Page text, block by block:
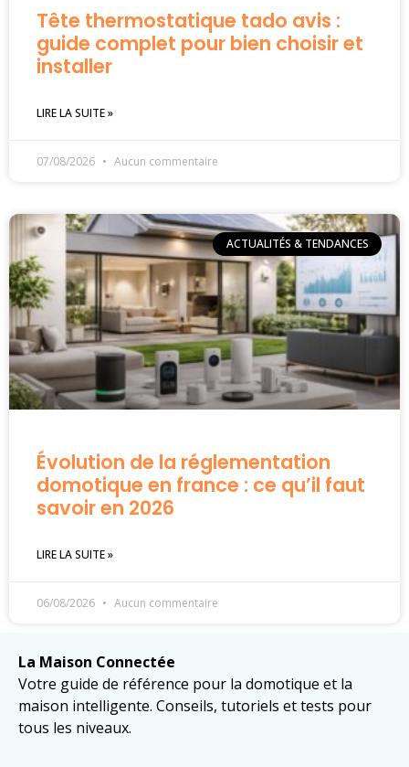
Tête thermostatique tado avis :
guide complet pour bien choisir et
installer
LIRE LA SUITE »
07/08/2026 Aucun commentaire
ACTUALITÉS & TENDANCES
Évolution de la réglementation
domotique en france : ce qu’il faut
savoir en 2026
LIRE LA SUITE »
06/08/2026 Aucun commentaire
La Maison Connectée
Votre guide de référence pour la domotique et la
maison intelligente. Conseils, tutoriels et tests pour
tous les niveaux.